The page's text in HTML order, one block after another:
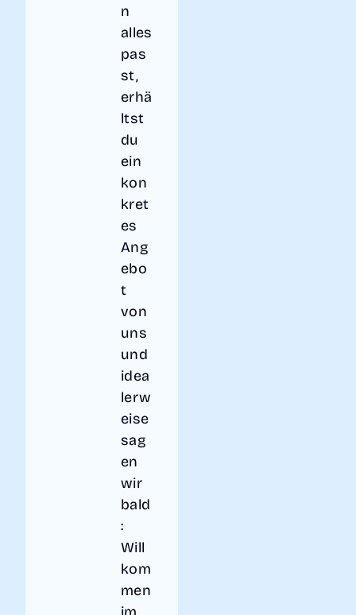
n
alles
pas
st,
erhä
ltst
du
ein
kon
kret
es
Ang
ebo
t
von
uns
und
idea
lerw
eise
sag
en
wir
bald
:
Will
kom
men